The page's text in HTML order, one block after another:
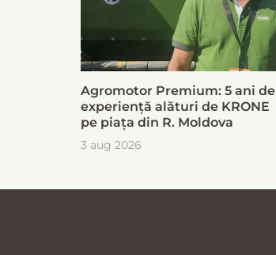
Agromotor Premium: 5 ani de
experiență alături de KRONE
pe piața din R. Moldova
3 aug 2026